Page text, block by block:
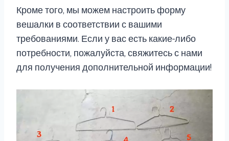
Кроме того, мы можем настроить форму
вешалки в соответствии с вашими
требованиями. Если у вас есть какие-либо
потребности, пожалуйста, свяжитесь с нами
для получения дополнительной информации!